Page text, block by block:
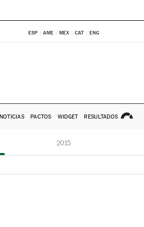
ESP AME MEX CAT ENG
NOTICIAS PACTOS WIDGET RESULTADOS
2015